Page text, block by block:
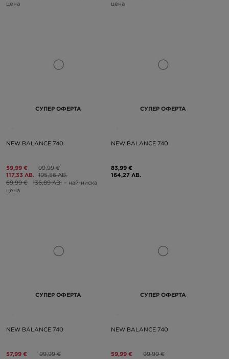
цена
цена
СУПЕР ОФЕРТА
NEW BALANCE 740
59,99 €
117,33 ЛВ.
99,99 €
195,56 ЛВ.
69,99 €
136,89 ЛВ. – най-ниска
цена
СУПЕР ОФЕРТА
NEW BALANCE 740
83,99 €
164,27 ЛВ.
СУПЕР ОФЕРТА
NEW BALANCE 740
57,99 €
99,99 €
СУПЕР ОФЕРТА
NEW BALANCE 740
59,99 €
99,99 €